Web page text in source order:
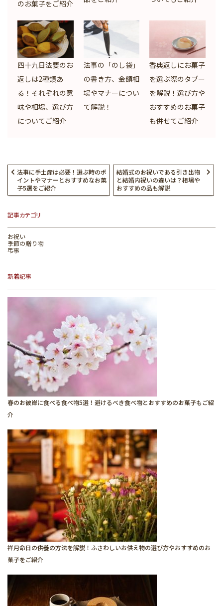
のお菓子をご紹介
四十九日法要のお
返しは2種類あ
る！それぞれの意
味や相場、選び方
についてご紹介
法事の「のし袋」
の書き方、金額相
場やマナーについ
て解説！
香典返しにお菓子
を選ぶ際のタブー
を解説！選び方や
おすすめのお菓子
も併せてご紹介
法事に手土産は必要！選ぶ時のポ
イントやマナーとおすすめなお菓
子5選をご紹介
結婚式のお祝いである引き出物
と結婚内祝いの違いは？相場や
おすすめの品も解説
記事カテゴリ
お祝い
季節の贈り物
弔事
新着記事
春のお彼岸に食べる食べ物5選！避けるべき食べ物とおすすめのお菓子もご紹
介
祥月命日の供養の方法を解説！ふさわしいお供え物の選び方やおすすめのお
菓子をご紹介